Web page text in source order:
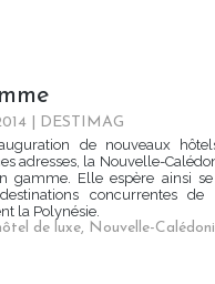
DESTIMAG
de nouveaux
adresses, la Nouvelle-
gamme. Elle espère ainsi
concurrentes de
la Polynésie.
de luxe, Nouvelle-